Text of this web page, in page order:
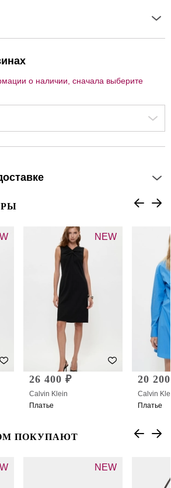
о наличии, сначала выберите
NEW
26 400 ₽
Calvin Klein
Платье
20
Calvin
Платье
ПОКУПАЮТ
NEW